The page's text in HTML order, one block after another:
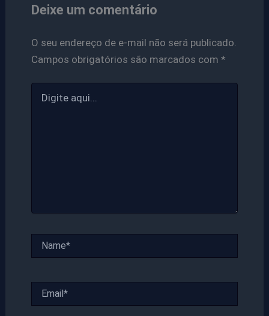
Deixe um comentário
O seu endereço de e-mail não será publicado.
Campos obrigatórios são marcados com *
aqui...